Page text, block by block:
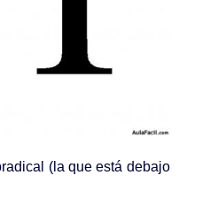
(la que está debajo